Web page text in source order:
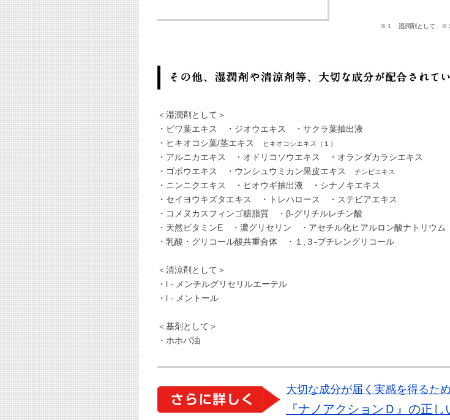
※１ 湿潤剤として ※
＜湿潤剤として＞
・ビワ葉エキス ・ジオウエキス ・サクラ葉抽出液
・ヒキオコシ葉/茎エキス
ヒキオコシエキス（１）
・アルニカエキス ・オドリコソウエキス ・オランダカラシエキス
・ゴボウエキス ・ウンシュウミカン果皮エキス
チンピエキス
・ニンニクエキス ・ヒオウギ抽出液 ・シナノキエキス
・セイヨウキズタエキス ・トレハロース ・ステビアエキス
・コメヌカスフィンゴ糖脂質 ・β-グリチルレチン酸
・天然ビタミンE ・濃グリセリン ・アセチル化ヒアルロン酸ナトリウム
・乳酸・グリコール酸共重合体 ・１,３-ブチレングリコール
＜清涼剤として＞
・l - メンチルグリセリルエーテル
・l - メントール
＜基剤として＞
・ホホバ油
大切な成分が届く実感を得るため
『ナノアクションＤ』の正し